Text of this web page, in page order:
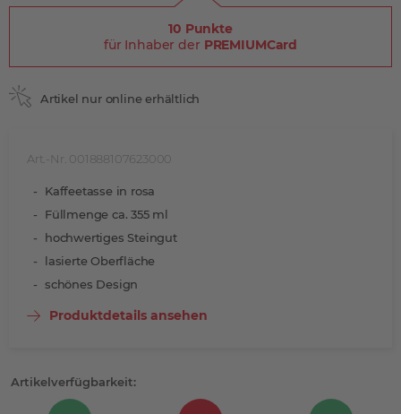
Art.-Nr. 001888107623000
Kaffeetasse in rosa
Füllmenge ca. 355 ml
hochwertiges Steingut
lasierte Oberfläche
schönes Design
Produktdetails ansehen
Artikelverfügbarkeit:
10 Punkte
für Inhaber der PREMIUMCard
Artikel nur online erhältlich